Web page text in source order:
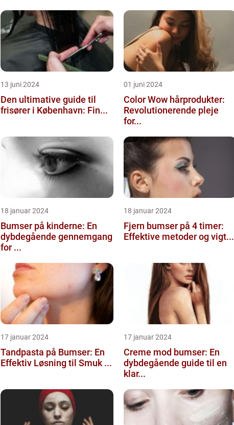
13 juni 2024
Den ultimative guide til
frisører i København: Fin...
01 juni 2024
Color Wow hårprodukter:
Revolutionerende pleje
for...
18 januar 2024
Bumser på kinderne: En
dybdegående gennemgang
for ...
18 januar 2024
Fjern bumser på 4 timer:
Effektive metoder og vigt...
17 januar 2024
Tandpasta på Bumser: En
Effektiv Løsning til Smuk ...
17 januar 2024
Creme mod bumser: En
dybdegående guide til en
klar...